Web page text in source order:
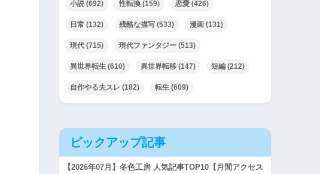
小説(692) 性転換 (159) 恋愛 (426)
日常 (132) 残酷な描写 (533) 漫画 (131)
現代 (715) 現代ファンタジー (513)
異世界転生 (610) 異世界転移 (147) 短編 (212)
自作やる夫スレ (182) 転生 (609)
ピックアップ記事
【2026年07月】冬色工房 人気記事TOP10【月間アクセス